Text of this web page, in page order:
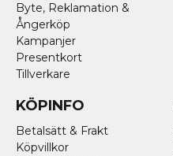
Byte, Reklamation &
Ångerköp
Kampanjer
Presentkort
Tillverkare
KÖPINFO
Betalsätt & Frakt
Köpvillkor